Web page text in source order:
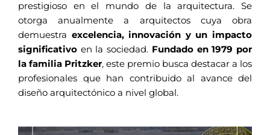
prestigioso en el mundo de la arquitectura. Se
otorga anualmente a arquitectos cuya obra
demuestra excelencia, innovación y un impacto
significativo en la sociedad. Fundado en 1979 por
la familia Pritzker, este premio busca destacar a los
profesionales que han contribuido al avance del
diseño arquitectónico a nivel global.